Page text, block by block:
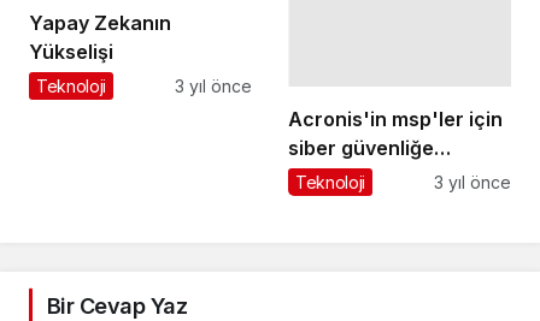
Yapay Zekanın
Yükselişi
Teknoloji 3 yıl önce
Acronis'in msp'ler için
siber güvenliğe
vizyoner yaklaşımı
Teknoloji 3 yıl önce
Bir Cevap Yaz